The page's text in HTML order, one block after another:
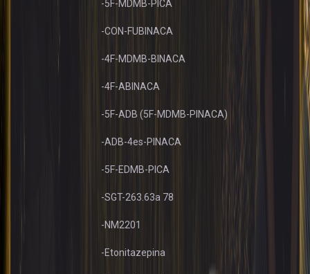
-5F-MDMB-PICA
-CON-FUBINACA
-4F-MDMB-BINACA
-4F-ABINACA
-5F-ADB (5F-MDMB-PINACA)
-ADB-4es-PINACA
-5F-EDMB-PICA
-SGT-263.63a 78
-NM2201
-Etonitazepina